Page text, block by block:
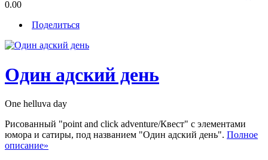
0.00
Поделиться
Один адский день
One helluva day
Рисованный "point and click adventure/Квест" с элементами
юмора и сатиры, под названием "Один адский день". Полное
описание»